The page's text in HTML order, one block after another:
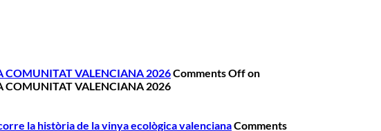
COMUNITAT VALENCIANA 2026Comments Offon
COMUNITAT VALENCIANA 2026
la història de la vinya ecològica valencianaComments